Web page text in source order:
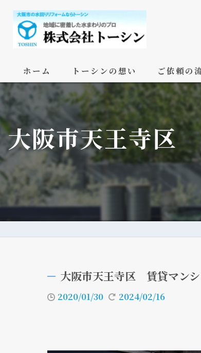
ホーム トーシンの想い ご依頼の
大阪市天王寺区
大阪市天王寺区 賃貸マン
2020/01/30 2024/02/16